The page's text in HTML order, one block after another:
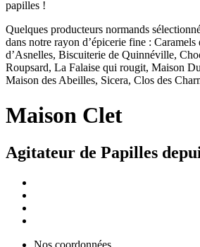
papilles !
Quelques producteurs normands
dans notre rayon d’épicerie fine :
d’Asnelles, Biscuiterie de Quinnéville,
Roupsard, La Falaise qui rougit, Maison
Maison des Abeilles, Sicera, Clos des
Maison Clet
Agitateur de Papilles
Nos coordonnées